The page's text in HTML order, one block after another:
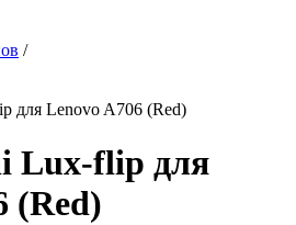
/
для Lenovo A706 (Red)
Lux-flip для
(Red)